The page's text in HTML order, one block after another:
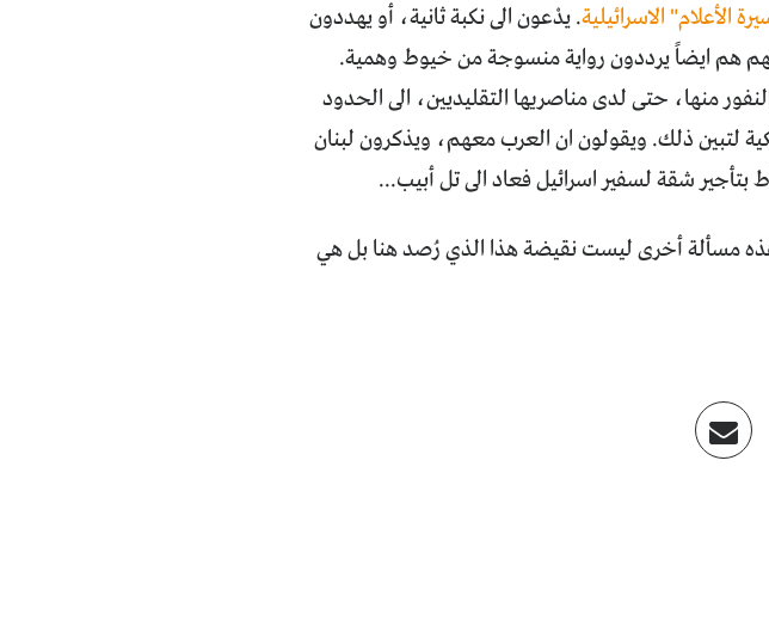
الأعلام" الاسرائيلية. يدْعون الى نكبة ثانية، أو يهددون
هم ايضاً يرددون رواية منسوجة من خيوط وهمية.
منها، حتى لدى مناصريها التقليديين، الى الحدود
لتبين ذلك. ويقولون ان العرب معهم، ويذكرون لبنان
شقة لسفير اسرائيل فعاد الى تل أبيب...
مسألة أخرى ليست نقيضة هذا الذي رُصد هنا بل هي